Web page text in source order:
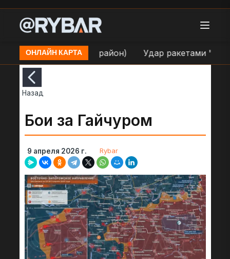
ОНЛАЙН КАРТА
Киев (Оболонский район) Удар ракетами
Назад
Бои за Гайчуром
9 апреля 2026 г. Rybar